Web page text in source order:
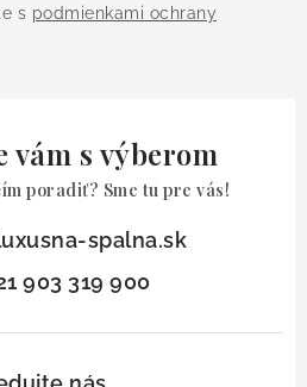
s podmienkami ochrany
vám s výberom
poradiť? Sme tu pre vás!
spalna.sk
903 319 900